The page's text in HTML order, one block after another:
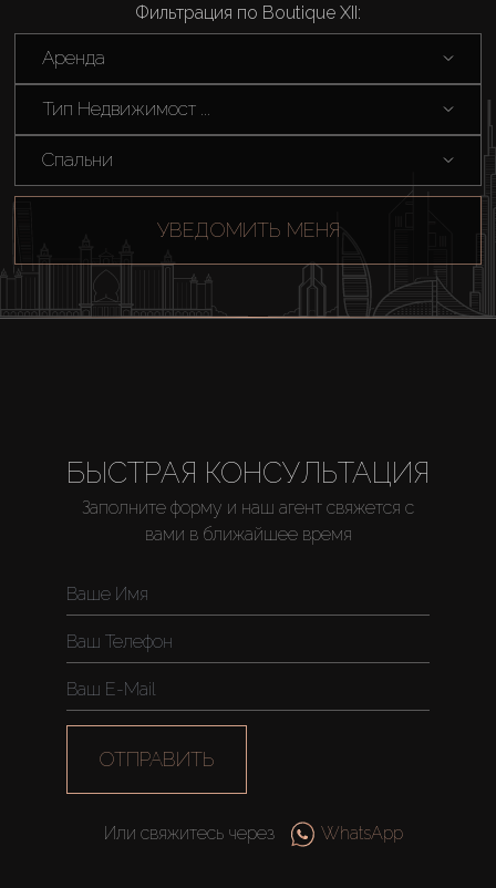
Купить
Аренда
Фильтрация по Boutique XII:
Аренда
Тип Недвижимост ...
Спальни
УВЕДОМИТЬ МЕНЯ
БЫСТРАЯ КОНСУЛЬТАЦИЯ
Заполните форму и наш агент свяжется с
вами в ближайшее время
ОТПРАВИТЬ
Или свяжитесь через WhatsApp